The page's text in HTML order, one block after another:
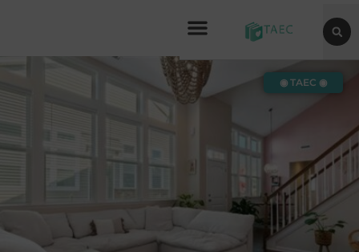
◉ TAEC ◉